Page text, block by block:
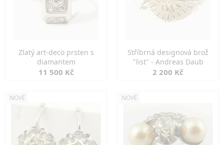
Zlatý art-deco prsten s
diamantem
11 500 Kč
Stříbrná designová brož
"list" - Andreas Daub
2 200 Kč
NOVÉ NOVÉ